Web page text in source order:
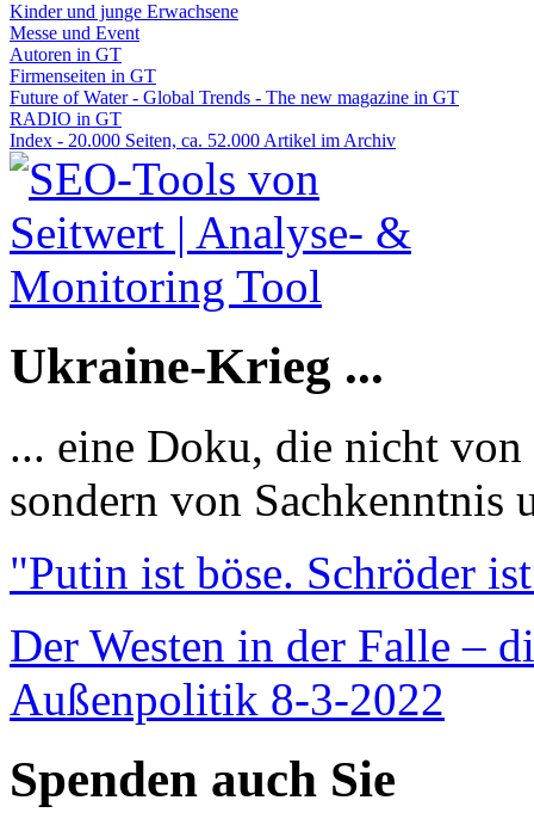
Kinder und junge Erwachsene
Messe und Event
Autoren in GT
Firmenseiten in GT
Future of Water - Global Trends - The new magazine in GT
RADIO in GT
Index - 20.000 Seiten, ca. 52.000 Artikel im Archiv
Ukraine-Krieg ...
... eine Doku, die nicht
sondern von Sachkenntnis
"Putin ist böse. Schröder
Der Westen in der Falle –
Außenpolitik 8-3-2022
Spenden auch Sie